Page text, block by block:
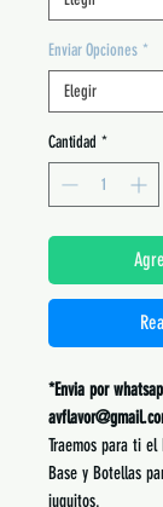
Enviar Opciones *
Cantidad *
*Envia por
Traemos para ti
Base y Botellas
juguitos.